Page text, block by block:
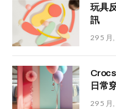
玩具
訊
29 5 月
日常
29 5 月